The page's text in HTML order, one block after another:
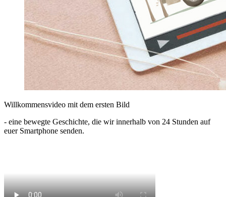
Willkommensvideo mit dem ersten Bild
- eine bewegte Geschichte, die wir innerhalb von 24 Stunden auf
euer Smartphone senden.